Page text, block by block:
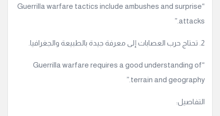
“Guerrilla warfare tactics include ambushes and surprise
attacks.”
2. تحتاج حرب العصابات إلى معرفة جيدة بالطبيعة والجغرافيا.
“Guerrilla warfare requires a good understanding of
terrain and geography.”
التفاصيل: